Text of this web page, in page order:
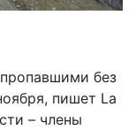
без
пишет La
– члены